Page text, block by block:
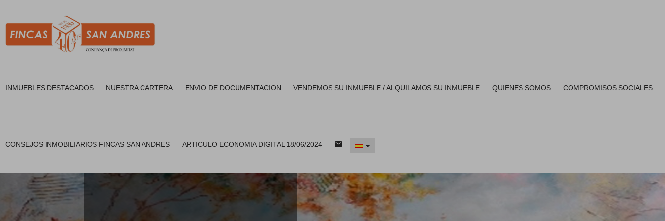
INMUEBLES DESTACADOS NUESTRA CARTERA ENVIO DE DOCUMENTACION VENDEMOS SU INMUEBLE / ALQUILAMOS SU INMUEBLE QUIENES SOMOS COMPROMISOS SOCIALES
CONSEJOS INMOBILIARIOS FINCAS SAN ANDRES ARTICULO ECONOMIA DIGITAL 18/06/2024 email